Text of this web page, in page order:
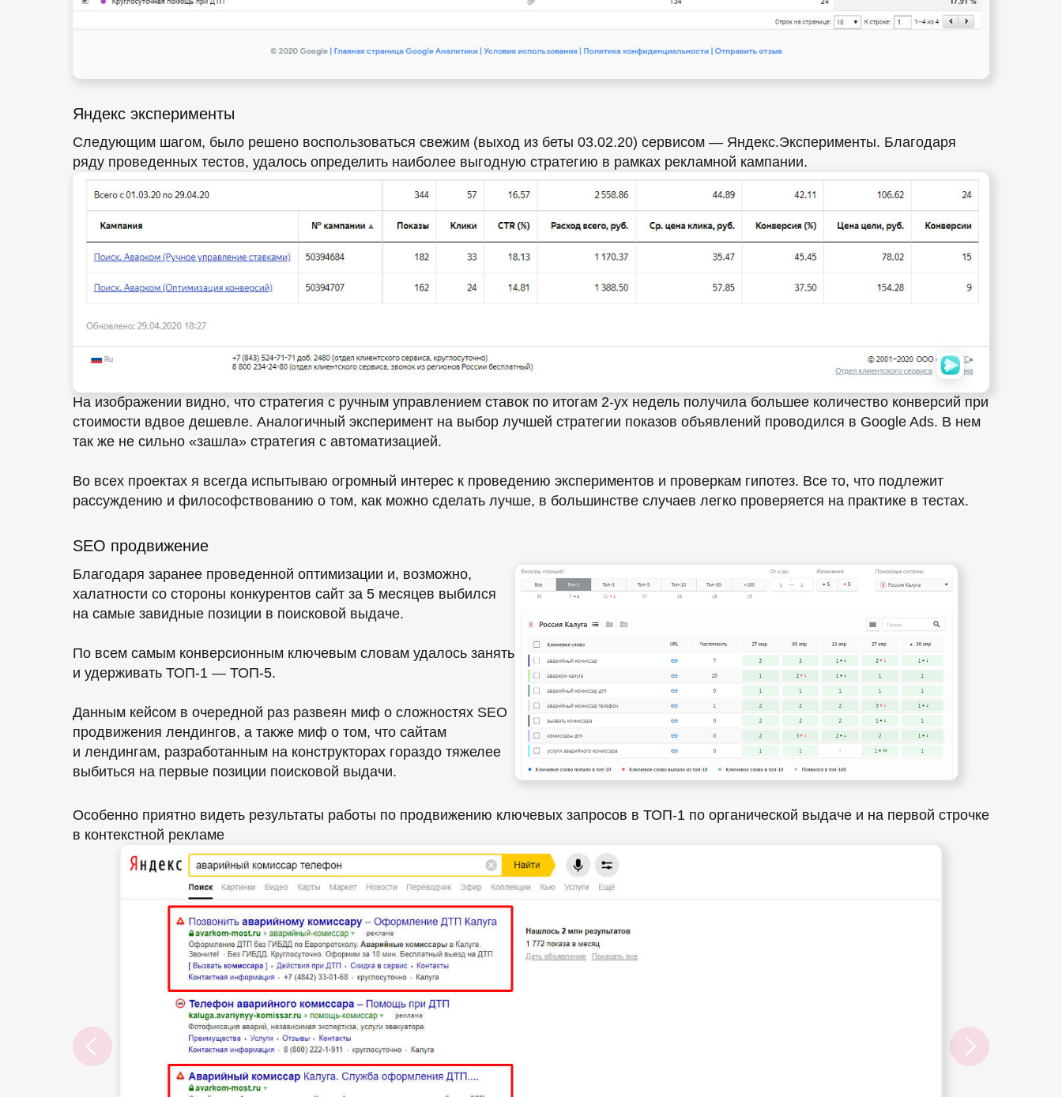
Следующим шагом, было решено воспользоваться свежим (выход из беты 03.02.20) сервисом — Яндекс.Эксперименты. Благодаря
ряду проведенных тестов, удалось определить наиболее выгодную стратегию в рамках рекламной кампании.
На изображении видно, что стратегия с ручным управлением ставок по итогам 2-ух недель получила большее количество конверсий при
стоимости вдвое дешевле. Аналогичный эксперимент на выбор лучшей стратегии показов объявлений проводился в Google Ads. В нем
так же не сильно «зашла» стратегия с автоматизацией.
Во всех проектах я всегда испытываю огромный интерес к проведению экспериментов и проверкам гипотез. Все то, что подлежит
рассуждению и философствованию о том, как можно сделать лучше, в большинстве случаев легко проверяется на практике в тестах.
Яндекс эксперименты
Благодаря заранее проведенной оптимизации и, возможно,
халатности со стороны конкурентов сайт за 5 месяцев выбился
на самые завидные позиции в поисковой выдаче.
По всем самым конверсионным ключевым словам удалось занять
и удерживать ТОП-1 — ТОП-5.
Данным кейсом в очередной раз развеян миф о сложностях SEO
продвижения лендингов, а также миф о том, что сайтам
и лендингам, разработанным на конструкторах гораздо тяжелее
выбиться на первые позиции поисковой выдачи.
SEO продвижение
Особенно приятно видеть результаты работы по продвижению ключевых запросов в ТОП-1 по органической выдаче и на первой строчке
в контекстной рекламе